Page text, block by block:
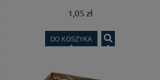
1,05 zł
DO KOSZYKA